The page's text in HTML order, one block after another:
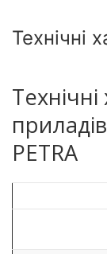
Технічні
PETRA